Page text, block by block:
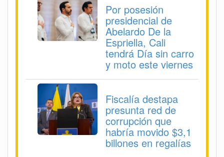
Por posesión
presidencial de
Abelardo De la
Espriella, Cali
tendrá Día sin carro
y moto este viernes
Fiscalía destapa
presunta red de
corrupción que
habría movido $3,1
billones en regalías